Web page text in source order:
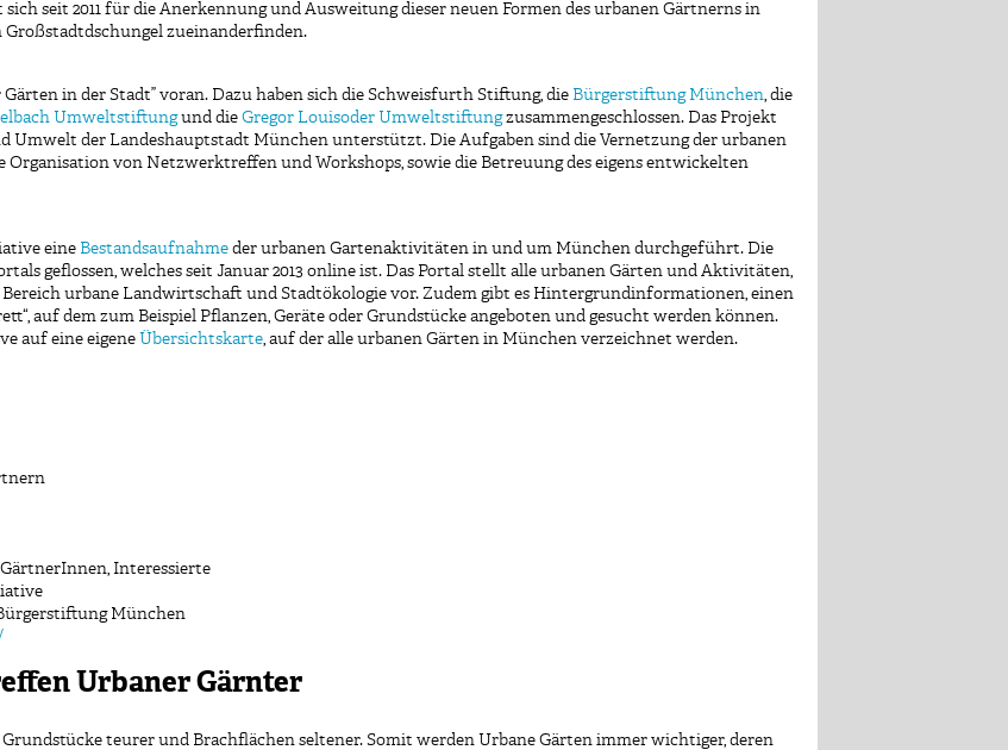
seit 2011 für die Anerkennung und Ausweitung dieser neuen Formen des urbanen Gärtnerns in
Großstadtdschungel zueinanderfinden.
in der Stadt” voran. Dazu haben sich die Schweisfurth Stiftung, die Bürgerstiftung München, die
Umweltstiftungund die Gregor Louisoder Umweltstiftungzusammengeschlossen. Das Projekt
Umwelt der Landeshauptstadt München unterstützt. Die Aufgaben sind die Vernetzung der urbanen
von Netzwerktreffen und Workshops, sowie die Betreuung des eigens entwickelten
eine Bestandsaufnahme der urbanen Gartenaktivitäten in und um München durchgeführt. Die
geflossen, welches seit Januar 2013 online ist. Das Portal stellt alle urbanen Gärten und Aktivitäten,
urbane Landwirtschaft und Stadtökologie vor. Zudem gibt es Hintergrundinformationen, einen
auf dem zum Beispiel Pflanzen, Geräte oder Grundstücke angeboten und gesucht werden können.
auf eine eigene Übersichtskarte, auf der alle urbanen Gärten in München verzeichnet werden.
Interessierte
München
Urbaner Gärnter
teurer und Brachflächen seltener. Somit werden Urbane Gärten immer wichtiger, deren